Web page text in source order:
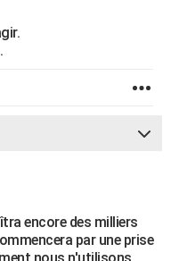
encore des milliers
par une prise